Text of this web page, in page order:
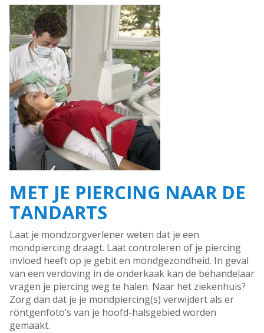
MET JE PIERCING NAAR DE
TANDARTS
Laat je mondzorgverlener weten dat je een
mondpiercing draagt. Laat controleren of je piercing
invloed heeft op je gebit en mondgezondheid. In geval
van een verdoving in de onderkaak kan de behandelaar
vragen je piercing weg te halen. Naar het ziekenhuis?
Zorg dan dat je je mondpiercing(s) verwijdert als er
röntgenfoto’s van je hoofd-halsgebied worden
gemaakt.